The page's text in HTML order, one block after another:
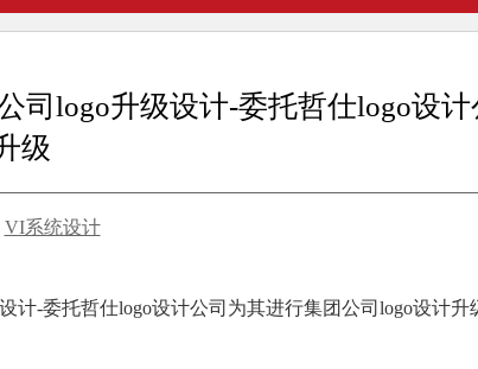
司logo升级设计-委托哲仕logo设
级
VI系统设计
计-委托哲仕logo设计公司为其进行集团公司logo设计升